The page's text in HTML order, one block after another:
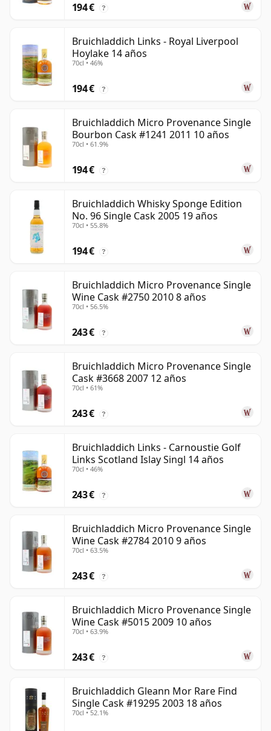
194 € ?
Bruichladdich Links - Royal Liverpool
Hoylake 14 años
70cl • 46%
194 € ?
Bruichladdich Micro Provenance Single
Bourbon Cask #1241 2011 10 años
70cl • 61.9%
194 € ?
Bruichladdich Whisky Sponge Edition
No. 96 Single Cask 2005 19 años
70cl • 55.8%
194 € ?
Bruichladdich Micro Provenance Single
Wine Cask #2750 2010 8 años
70cl • 56.5%
243 € ?
Bruichladdich Micro Provenance Single
Cask #3668 2007 12 años
70cl • 61%
243 € ?
Bruichladdich Links - Carnoustie Golf
Links Scotland Islay Singl 14 años
70cl • 46%
243 € ?
Bruichladdich Micro Provenance Single
Wine Cask #2784 2010 9 años
70cl • 63.5%
243 € ?
Bruichladdich Micro Provenance Single
Wine Cask #5015 2009 10 años
70cl • 63.9%
243 € ?
Bruichladdich Gleann Mor Rare Find
Single Cask #19295 2003 18 años
70cl • 52.1%